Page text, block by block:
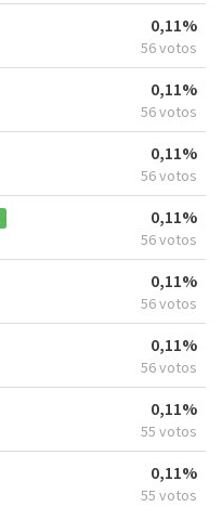
0,11%
56 votos
0,11%
56 votos
0,11%
56 votos
0,11%
56 votos
0,11%
56 votos
0,11%
56 votos
0,11%
55 votos
0,11%
55 votos